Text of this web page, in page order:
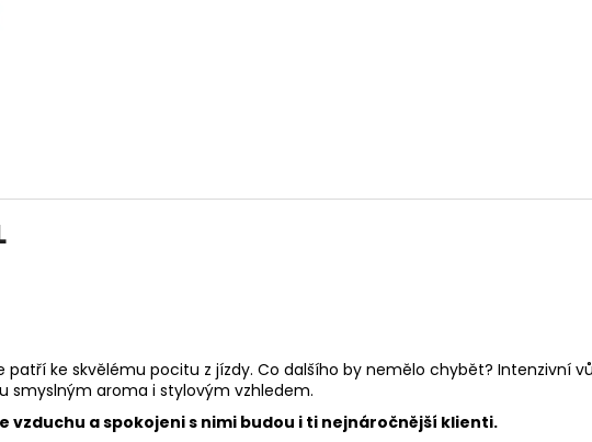
ke skvělému pocitu z jízdy. Co dalšího by nemělo chybět? Intenzivní
smyslným aroma i stylovým vzhledem.
a spokojeni s nimi budou i ti nejnáročnější klienti.